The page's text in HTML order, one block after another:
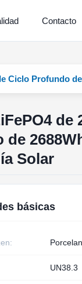
Contacto
Ciclo Profundo
de
de
Solar
básicas
UN38.3